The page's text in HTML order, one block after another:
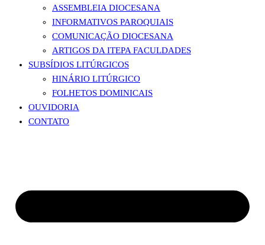
ASSEMBLEIA DIOCESANA
INFORMATIVOS PAROQUIAIS
COMUNICAÇÃO DIOCESANA
ARTIGOS DA ITEPA FACULDADES
SUBSÍDIOS LITÚRGICOS
HINÁRIO LITÚRGICO
FOLHETOS DOMINICAIS
OUVIDORIA
CONTATO